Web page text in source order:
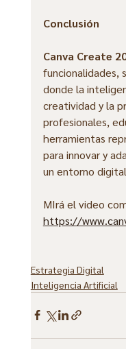
Conclusión
Canva Create
funcionalidades,
donde la
creatividad y la
profesionales,
herramientas
para innovar y
un entorno
MIrá el video
https://
Estrategia Digital
Inteligencia Artificial